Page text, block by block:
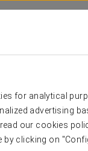
for analytical
advertising
our cookies
clicking on
и
Из многих